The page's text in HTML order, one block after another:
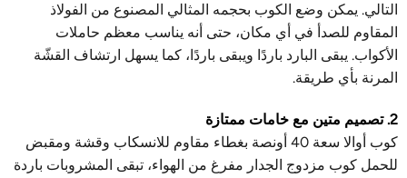
التالي. يمكن وضع الكوب بحجمه المثالي المصنوع من الفولاذ
المقاوم للصدأ في أي مكان، حتى أنه يناسب معظم حاملات
الأكواب. يبقى البارد باردًا ويبقى باردًا، كما يسهل ارتشاف القشّة
المرنة بأي طريقة.
2. تصميم متين مع خامات ممتازة
كوب أوالا سعة 40 أونصة بغطاء مقاوم للانسكاب وقشة ومقبض
للحمل كوب مزدوج الجدار مفرغ من الهواء، تبقى المشروبات باردة